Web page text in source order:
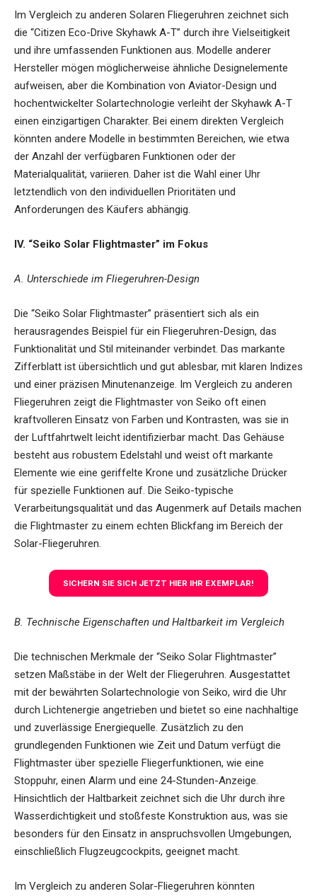
Im Vergleich zu anderen Solaren Fliegeruhren zeichnet sich
die “Citizen Eco-Drive Skyhawk A-T” durch ihre Vielseitigkeit
und ihre umfassenden Funktionen aus. Modelle anderer
Hersteller mögen möglicherweise ähnliche Designelemente
aufweisen, aber die Kombination von Aviator-Design und
hochentwickelter Solartechnologie verleiht der Skyhawk A-T
einen einzigartigen Charakter. Bei einem direkten Vergleich
könnten andere Modelle in bestimmten Bereichen, wie etwa
der Anzahl der verfügbaren Funktionen oder der
Materialqualität, variieren. Daher ist die Wahl einer Uhr
letztendlich von den individuellen Prioritäten und
Anforderungen des Käufers abhängig.
IV. “Seiko Solar Flightmaster” im Fokus
A. Unterschiede im Fliegeruhren-Design
Die “Seiko Solar Flightmaster” präsentiert sich als ein
herausragendes Beispiel für ein Fliegeruhren-Design, das
Funktionalität und Stil miteinander verbindet. Das markante
Zifferblatt ist übersichtlich und gut ablesbar, mit klaren Indizes
und einer präzisen Minutenanzeige. Im Vergleich zu anderen
Fliegeruhren zeigt die Flightmaster von Seiko oft einen
kraftvolleren Einsatz von Farben und Kontrasten, was sie in
der Luftfahrtwelt leicht identifizierbar macht. Das Gehäuse
besteht aus robustem Edelstahl und weist oft markante
Elemente wie eine geriffelte Krone und zusätzliche Drücker
für spezielle Funktionen auf. Die Seiko-typische
Verarbeitungsqualität und das Augenmerk auf Details machen
die Flightmaster zu einem echten Blickfang im Bereich der
Solar-Fliegeruhren.
SICHERN SIE SICH JETZT HIER IHR EXEMPLAR!
B. Technische Eigenschaften und Haltbarkeit im Vergleich
Die technischen Merkmale der “Seiko Solar Flightmaster”
setzen Maßstäbe in der Welt der Fliegeruhren. Ausgestattet
mit der bewährten Solartechnologie von Seiko, wird die Uhr
durch Lichtenergie angetrieben und bietet so eine nachhaltige
und zuverlässige Energiequelle. Zusätzlich zu den
grundlegenden Funktionen wie Zeit und Datum verfügt die
Flightmaster über spezielle Fliegerfunktionen, wie eine
Stoppuhr, einen Alarm und eine 24-Stunden-Anzeige.
Hinsichtlich der Haltbarkeit zeichnet sich die Uhr durch ihre
Wasserdichtigkeit und stoßfeste Konstruktion aus, was sie
besonders für den Einsatz in anspruchsvollen Umgebungen,
einschließlich Flugzeugcockpits, geeignet macht.
Im Vergleich zu anderen Solar-Fliegeruhren könnten